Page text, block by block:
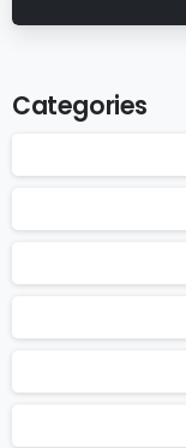
Categories